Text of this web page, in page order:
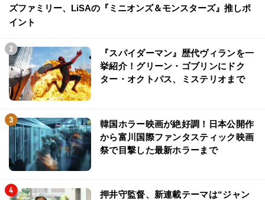
ズファミリー、LiSAの『ミニオンズ＆モンスターズ』推しポ
イント
『スパイダーマン』歴代ヴィランを一
挙紹介！グリーン・ゴブリンにドク
ター・オクトパス、ミステリオまで
韓国ホラー映画が絶好調！日本公開作
から富川国際ファンタスティック映画
祭で目撃した最新ホラーまで
押井守監督、新連載テーマは“ジャン